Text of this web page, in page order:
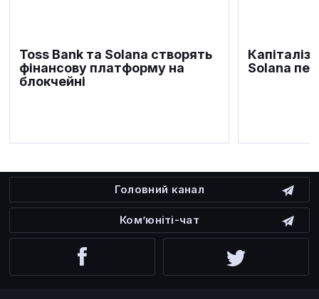
Toss Bank та Solana створять
фінансову платформу на
блокчейні
Solana
Головний канал
Ком’юніті-чат